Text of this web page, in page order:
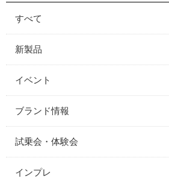
すべて
新製品
イベント
ブランド情報
試乗会・体験会
インプレ